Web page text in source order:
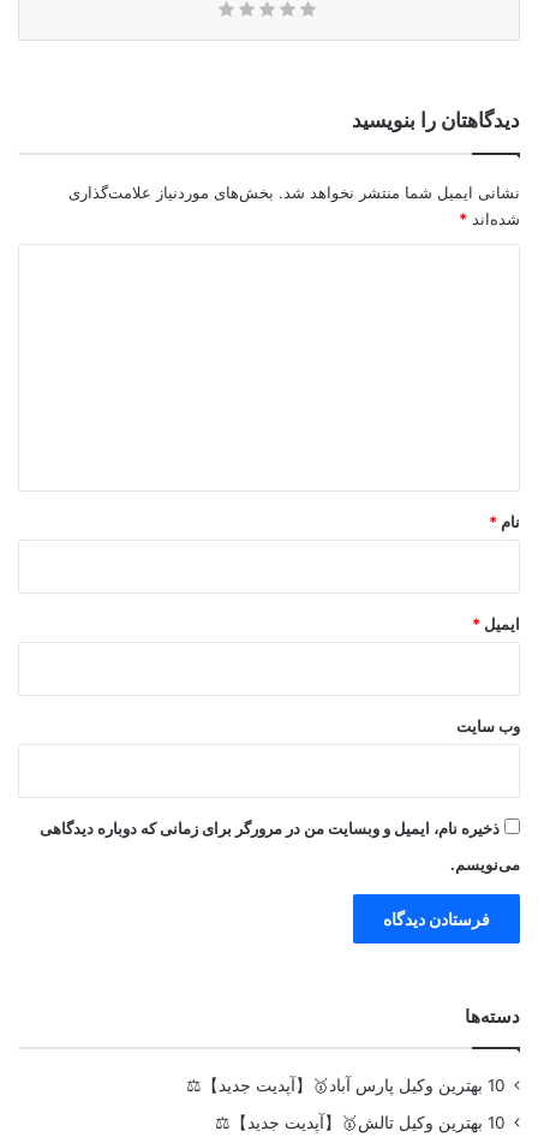
دیدگاهتان را بنویسید
نشانی ایمیل شما منتشر نخواهد شد. بخش‌های موردنیاز علامت‌گذاری
شده‌اند *
نام *
ایمیل *
وب‌ سایت
ذخیره نام، ایمیل و وبسایت من در مرورگر برای زمانی که دوباره دیدگاهی
می‌نویسم.
دسته‌ها
10 بهترین وکیل پارس آباد🥇【آپدیت جدید】⚖️
10 بهترین وکیل تالش🥇【آپدیت جدید】⚖️